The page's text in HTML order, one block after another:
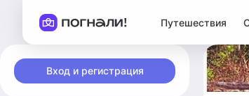
Путешествия
Вход и регистрация